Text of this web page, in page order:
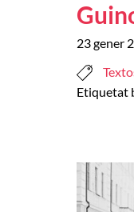
23 gener
Etiquetat